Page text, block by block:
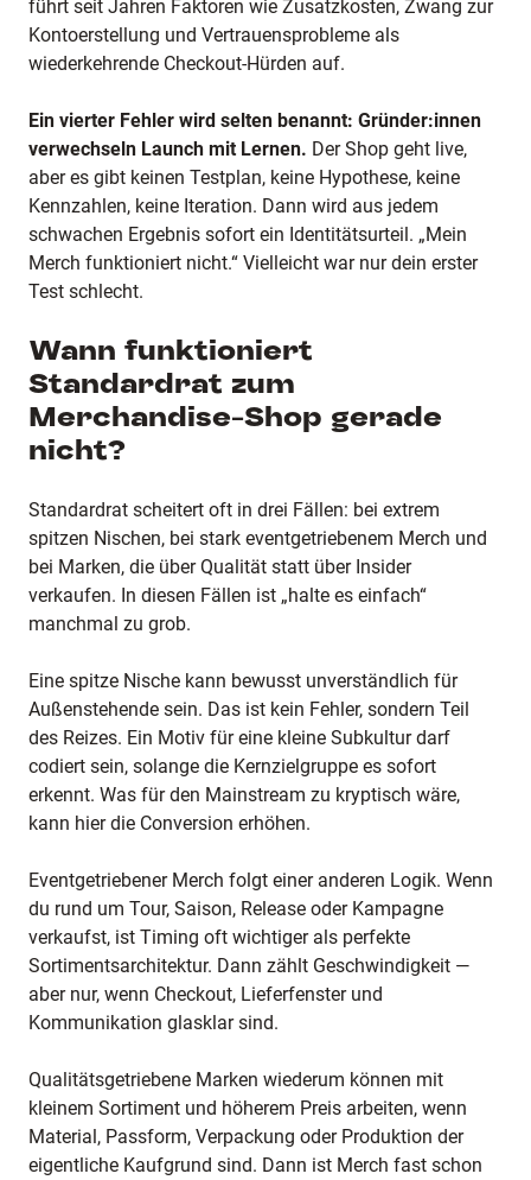
führt seit Jahren Faktoren wie Zusatzkosten, Zwang zur
Kontoerstellung und Vertrauensprobleme als
wiederkehrende Checkout-Hürden auf.
Ein vierter Fehler wird selten benannt: Gründer:innen
verwechseln Launch mit Lernen. Der Shop geht live,
aber es gibt keinen Testplan, keine Hypothese, keine
Kennzahlen, keine Iteration. Dann wird aus jedem
schwachen Ergebnis sofort ein Identitätsurteil. „Mein
Merch funktioniert nicht.“ Vielleicht war nur dein erster
Test schlecht.
Wann funktioniert
Standardrat zum
Merchandise-Shop gerade
nicht?
Standardrat scheitert oft in drei Fällen: bei extrem
spitzen Nischen, bei stark eventgetriebenem Merch und
bei Marken, die über Qualität statt über Insider
verkaufen. In diesen Fällen ist „halte es einfach“
manchmal zu grob.
Eine spitze Nische kann bewusst unverständlich für
Außenstehende sein. Das ist kein Fehler, sondern Teil
des Reizes. Ein Motiv für eine kleine Subkultur darf
codiert sein, solange die Kernzielgruppe es sofort
erkennt. Was für den Mainstream zu kryptisch wäre,
kann hier die Conversion erhöhen.
Eventgetriebener Merch folgt einer anderen Logik. Wenn
du rund um Tour, Saison, Release oder Kampagne
verkaufst, ist Timing oft wichtiger als perfekte
Sortimentsarchitektur. Dann zählt Geschwindigkeit —
aber nur, wenn Checkout, Lieferfenster und
Kommunikation glasklar sind.
Qualitätsgetriebene Marken wiederum können mit
kleinem Sortiment und höherem Preis arbeiten, wenn
Material, Passform, Verpackung oder Produktion der
eigentliche Kaufgrund sind. Dann ist Merch fast schon